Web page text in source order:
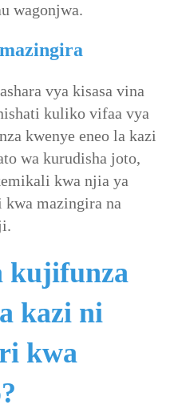
wagonjwa.
vya kisasa vina
kuliko vifaa vya
kwenye eneo la kazi
wa kurudisha joto,
kwa njia ya
kwa mazingira na
kujifunza
kazi ni
kwa